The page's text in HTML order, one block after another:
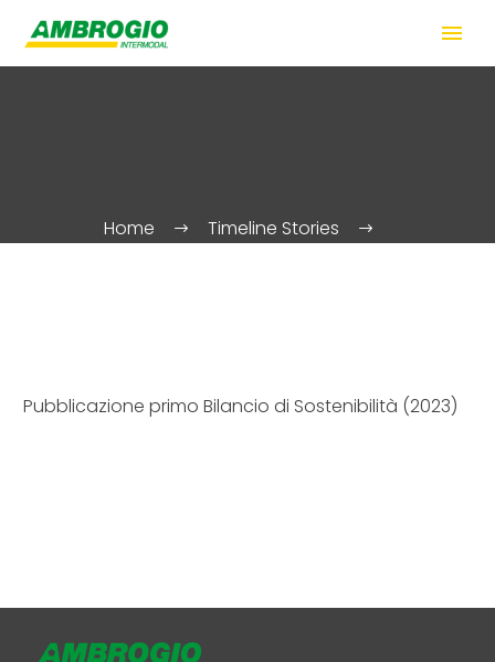
Home Timeline Stories
Pubblicazione primo Bilancio di Sostenibilità (2023)